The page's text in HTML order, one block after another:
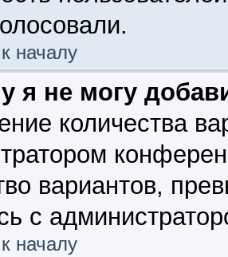
началу
я не могу
количества
вариантов,
с
началу